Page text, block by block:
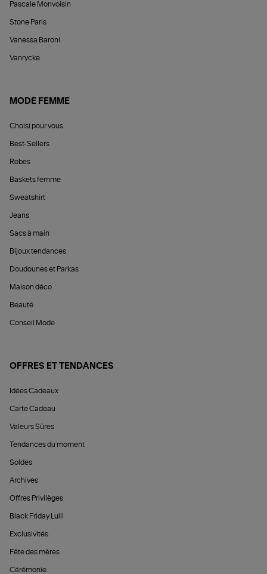
Pascale Monvoisin
Stone Paris
Vanessa Baroni
Vanrycke
MODE FEMME
Choisi pour vous
Best-Sellers
Robes
Baskets femme
Sweatshirt
Jeans
Sacs à main
Bijoux tendances
Doudounes et Parkas
Maison déco
Beauté
Conseil Mode
OFFRES ET TENDANCES
Idées Cadeaux
Carte Cadeau
Valeurs Sûres
Tendances du moment
Soldes
Archives
Offres Privilèges
Black Friday Lulli
Exclusivités
Fête des mères
Cérémonie